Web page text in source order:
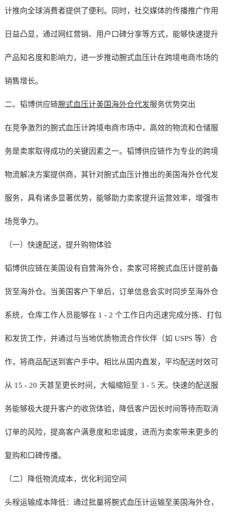
计推向全球消费者提供了便利。同时，社交媒体的传播推广作用
日益凸显，通过网红营销、用户口碑分享等方式，能够快速提升
产品知名度和影响力，进一步推动腕式血压计在跨境电商市场的
销售增长。
二、韬博供应链腕式血压计美国海外仓代发服务优势突出
在竞争激烈的腕式血压计跨境电商市场中，高效的物流和仓储服
务是卖家取得成功的关键因素之一。韬博供应链作为专业的跨境
物流解决方案提供商，其针对腕式血压计推出的美国海外仓代发
服务，具有诸多显著优势，能够助力卖家提升运营效率，增强市
场竞争力。
（一）快速配送，提升购物体验
韬博供应链在美国设有自营海外仓，卖家可将腕式血压计提前备
货至海外仓。当美国客户下单后，订单信息会实时同步至海外仓
系统，仓库工作人员能够在 1 - 2 个工作日内迅速完成分拣、打包
和发货工作，并通过与当地优质物流合作伙伴（如 USPS 等）合
作，将商品配送到客户手中。相比从国内直发，平均配送时效可
从 15 - 20 天甚至更长时间，大幅缩短至 3 - 5 天。快速的配送服
务能够极大提升客户的收货体验，降低客户因长时间等待而取消
订单的风险，提高客户满意度和忠诚度，进而为卖家带来更多的
复购和口碑传播。
（二）降低物流成本，优化利润空间
头程运输成本降低：通过批量将腕式血压计运输至美国海外仓，